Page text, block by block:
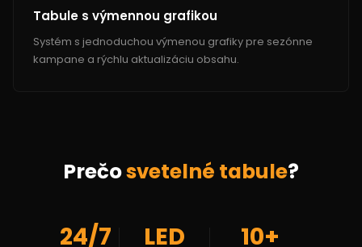
Tabule s výmennou grafikou
Systém s jednoduchou výmenou grafiky pre sezónne
kampane a rýchlu aktualizáciu obsahu.
Prečosvetelné tabule?
24/7 LED 10+